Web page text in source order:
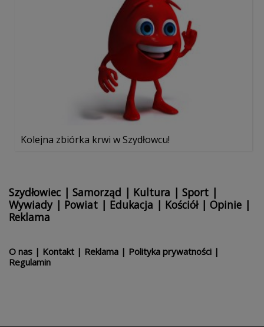
Kolejna zbiórka krwi w Szydłowcu!
Szydłowiec | Samorząd | Kultura | Sport |
Wywiady| Powiat | Edukacja | Kościół| Opinie |
Reklama
O nas | Kontakt | Reklama | Polityka prywatności |
Regulamin